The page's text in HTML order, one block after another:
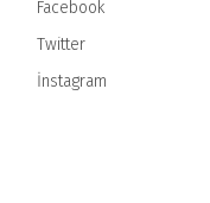
Facebook
Twitter
İnstagram